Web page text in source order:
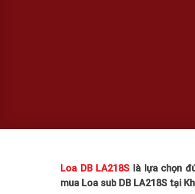
Loa DB LA218S là lựa chọn
mua Loa sub DB LA218S tại